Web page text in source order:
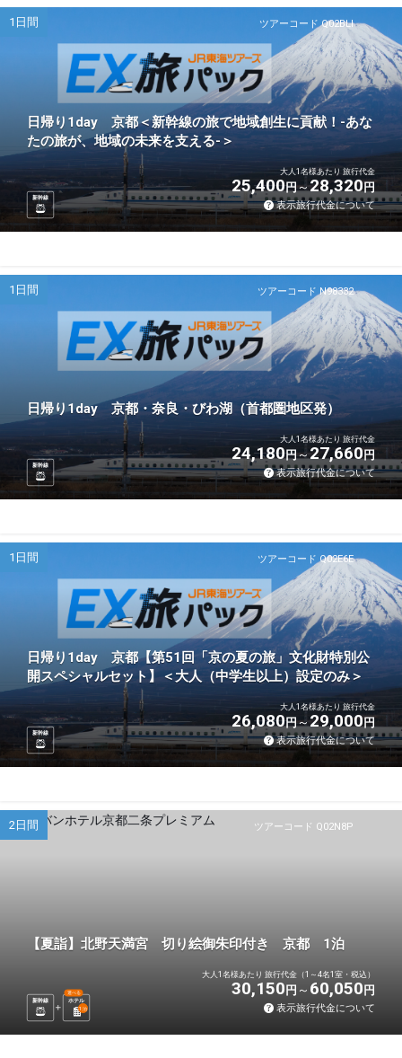
ツアーコード Q02BLI
1日間
日帰り1day 京都＜新幹線の旅で地域創生に貢献！-あな
たの旅が、地域の未来を支える-＞
新幹線
大人1名様あたり 旅行代金
25,400円 28,320円
表示旅行代金について
ツアーコード N98332
1日間
日帰り1day 京都・奈良・びわ湖（首都圏地区発）
新幹線
大人1名様あたり 旅行代金
24,180円 27,660円
表示旅行代金について
ツアーコード Q02E6E
1日間
日帰り1day 京都【第51回「京の夏の旅」文化財特別公
開スペシャルセット】＜大人（中学生以上）設定のみ＞
新幹線
大人1名様あたり 旅行代金
26,080円 29,000円
表示旅行代金について
ツアーコード Q02N8P
2日間
【夏詣】北野天満宮 切り絵御朱印付き 京都 1泊
新幹線 ホテル
選べる
1 泊
大人1名様あたり 旅行代金（1～4名1室・税込）
30,150 円 60,050 円
表示旅行代金について